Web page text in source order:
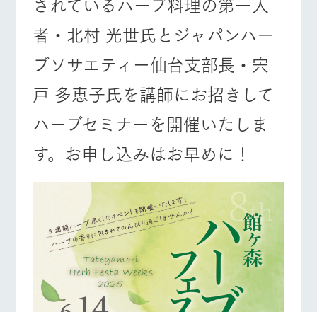
ペットをお連れの
お客様へ お問い合わせ
者・北村 光世氏とジャパンハー
ブソサエティー仙台支部長・宍
戸 多恵子氏を講師にお招きして
ハーブセミナーを開催いたしま
す。お申し込みはお早めに！